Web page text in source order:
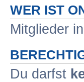
WER IST
Mitglieder
Du darfst